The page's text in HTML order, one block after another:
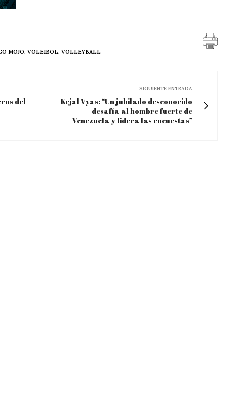
MOJO, VOLEIBOL, VOLLEYBALL
del
SIGUIENTE ENTRADA
Kejal Vyas: “Un jubilado desconocido
desafía al hombre fuerte de
Venezuela y lidera las encuestas”